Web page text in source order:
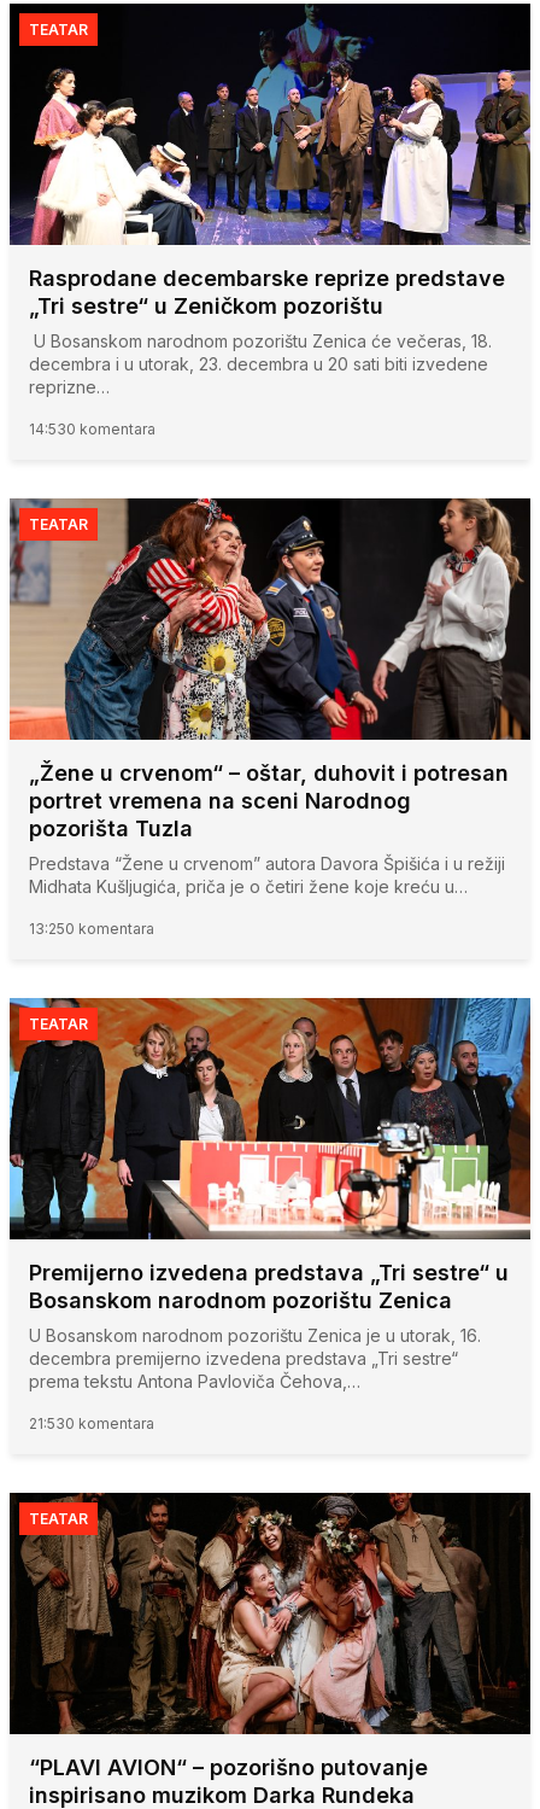
TEATAR
Rasprodane decembarske reprize predstave
„Tri sestre“ u Zeničkom pozorištu
U Bosanskom narodnom pozorištu Zenica će večeras, 18.
decembra i u utorak, 23. decembra u 20 sati biti izvedene
reprizne…
14:530 komentara
TEATAR
„Žene u crvenom“ – oštar, duhovit i potresan
portret vremena na sceni Narodnog
pozorišta Tuzla
Predstava “Žene u crvenom” autora Davora Špišića i u režiji
Midhata Kušljugića, priča je o četiri žene koje kreću u…
13:250 komentara
TEATAR
Premijerno izvedena predstava „Tri sestre“ u
Bosanskom narodnom pozorištu Zenica
U Bosanskom narodnom pozorištu Zenica je u utorak, 16.
decembra premijerno izvedena predstava „Tri sestre“
prema tekstu Antona Pavloviča Čehova,…
21:530 komentara
TEATAR
“PLAVI AVION“ – pozorišno putovanje
inspirisano muzikom Darka Rundeka